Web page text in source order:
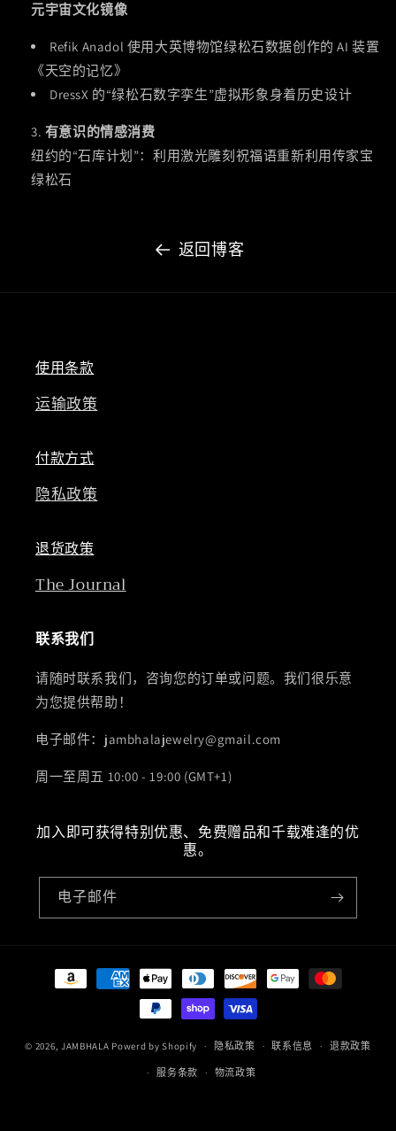
元宇宙文化镜像
Refik Anadol 使用大英博物馆绿松石数据创作的 AI 装置
《天空的记忆》
DressX 的“绿松石数字孪生”虚拟形象身着历史设计
有意识的情感消费
纽约的“石库计划”：利用激光雕刻祝福语重新利用传家宝
绿松石
返回博客
使用条款
运输政策
付款方式
隐私政策
退货政策
The Journal
联系我们
请随时联系我们，咨询您的订单或问题。我们很乐意
为您提供帮助！
电子邮件：jambhalajewelry@gmail.com
周一至周五 10:00 - 19:00 (GMT+1)
加入即可获得特别优惠、免费赠品和千载难逢的优
惠。
电子邮件
式
© 2026, JAMBHALA Powerd by Shopify 隐私政策 联系信息 退款政策
服务条款 物流政策